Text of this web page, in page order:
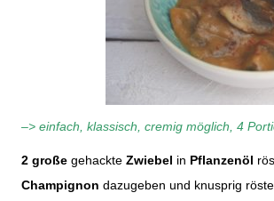
–> einfach, klassisch, cremig möglich, 4
2 großegehackte Zwiebel in Pflanzenöl
Champignon dazugeben und knusprig